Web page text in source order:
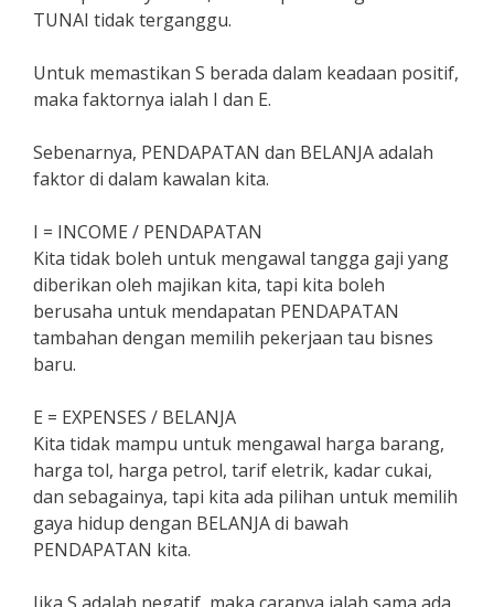
TUNAI tidak terganggu.
Untuk memastikan S berada dalam keadaan positif,
maka faktornya ialah I dan E.
Sebenarnya, PENDAPATAN dan BELANJA adalah
faktor di dalam kawalan kita.
I = INCOME / PENDAPATAN
Kita tidak boleh untuk mengawal tangga gaji yang
diberikan oleh majikan kita, tapi kita boleh
berusaha untuk mendapatan PENDAPATAN
tambahan dengan memilih pekerjaan tau bisnes
baru.
E = EXPENSES / BELANJA
Kita tidak mampu untuk mengawal harga barang,
harga tol, harga petrol, tarif eletrik, kadar cukai,
dan sebagainya, tapi kita ada pilihan untuk memilih
gaya hidup dengan BELANJA di bawah
PENDAPATAN kita.
Jika S adalah negatif, maka caranya ialah sama ada,